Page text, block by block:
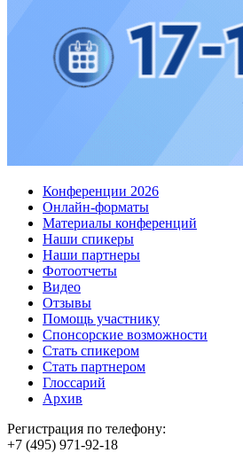
Конференции 2026
Онлайн-форматы
Материалы конференций
Наши спикеры
Наши партнеры
Фотоотчеты
Видео
Отзывы
Помощь участнику
Спонсорские возможности
Стать спикером
Стать партнером
Глоссарий
Архив
Регистрация по телефону:
+7 (495) 971-92-18